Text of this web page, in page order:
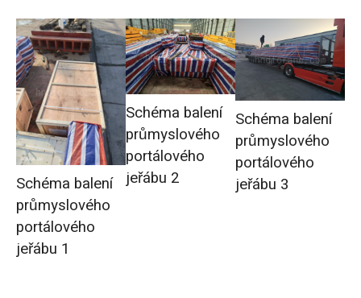
Schéma balení
průmyslového
portálového
jeřábu 1
Schéma balení
průmyslového
portálového
jeřábu 2
Schéma balení
průmyslového
portálového
jeřábu 3